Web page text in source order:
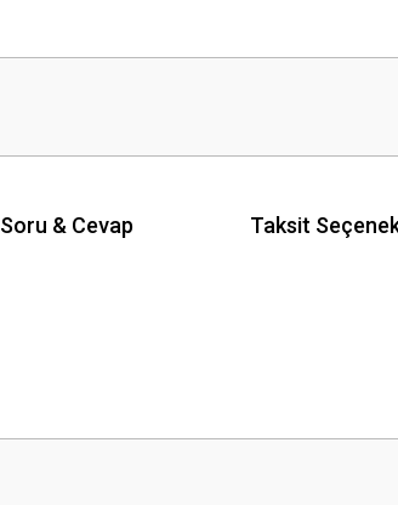
Soru & Cevap Taksit